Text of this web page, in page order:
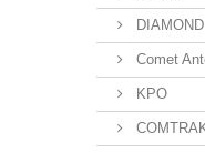
DIAMOND
Comet
KPO